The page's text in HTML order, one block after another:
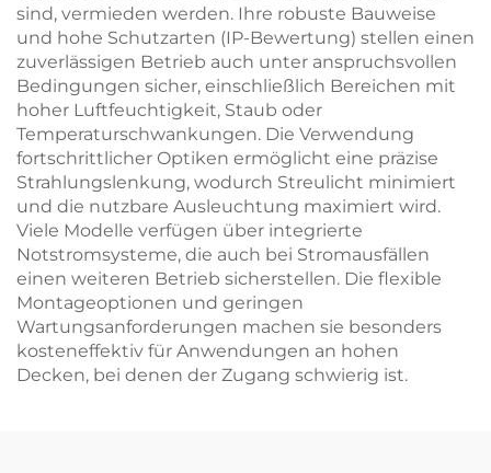
sind, vermieden werden. Ihre robuste Bauweise
und hohe Schutzarten (IP-Bewertung) stellen einen
zuverlässigen Betrieb auch unter anspruchsvollen
Bedingungen sicher, einschließlich Bereichen mit
hoher Luftfeuchtigkeit, Staub oder
Temperaturschwankungen. Die Verwendung
fortschrittlicher Optiken ermöglicht eine präzise
Strahlungslenkung, wodurch Streulicht minimiert
und die nutzbare Ausleuchtung maximiert wird.
Viele Modelle verfügen über integrierte
Notstromsysteme, die auch bei Stromausfällen
einen weiteren Betrieb sicherstellen. Die flexible
Montageoptionen und geringen
Wartungsanforderungen machen sie besonders
kosteneffektiv für Anwendungen an hohen
Decken, bei denen der Zugang schwierig ist.